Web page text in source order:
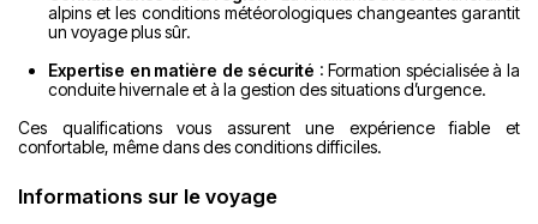
alpins et les conditions météorologiques changeantes garantit
un voyage plus sûr.
Expertise en matière de sécurité : Formation spécialisée à la
conduite hivernale et à la gestion des situations d’urgence.
Ces qualifications vous assurent une expérience fiable et
confortable, même dans des conditions difficiles.
Informations sur le voyage